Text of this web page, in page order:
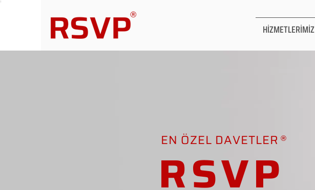
HİZMETLERİMİZ
EN ÖZEL DAVETLER
RSVP